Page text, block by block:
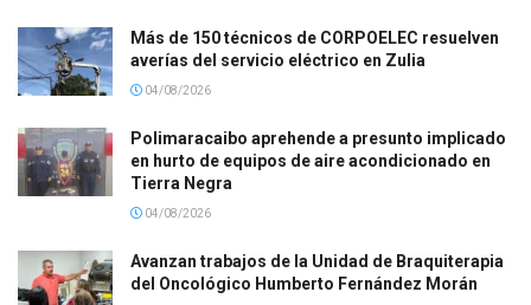
Más de 150 técnicos de CORPOELEC resuelven
averías del servicio eléctrico en Zulia
04/08/2026
Polimaracaibo aprehende a presunto implicado
en hurto de equipos de aire acondicionado en
Tierra Negra
04/08/2026
Avanzan trabajos de la Unidad de Braquiterapia
del Oncológico Humberto Fernández Morán